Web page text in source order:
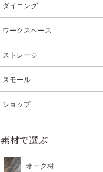
ダイニング
ワークスペース
ストレージ
スモール
ショップ
素材で選ぶ
オーク材